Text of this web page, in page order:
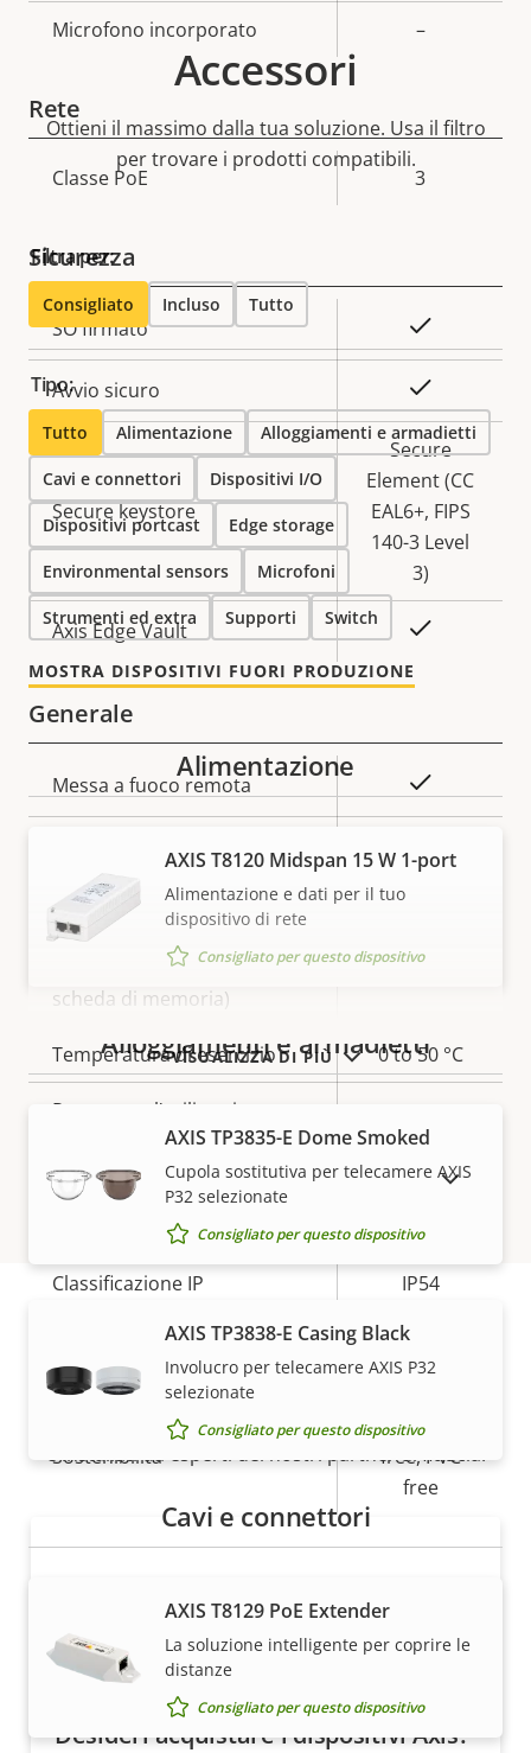
proprietà
proprietà
Microfono incorporato –
Rete
Descrizione
Valore
Classe PoE 3
Sicurezza
Descrizione
della
proprietà
Valore
della
SO firmato
Avvio sicuro
Secure keystore
Secure
Element (CC
EAL6+, FIPS
140-3 Level
3)
Axis Edge Vault
Generale
Descrizione
della
Valore
della
Messa a fuoco remota
Zoom remoto
IR incorporata
Archiviazione locale (slot per
scheda di memoria)
Temperatura di esercizio 0 to 50 °C
Pronta per l'utilizzo in
ambienti esterni
Classe di resistenza agli atti
Classificazione IP IP54
Progettato per la
riverniciatura
Sostenibilità
BFR/CFR
free, PVC
free
Accessori
Ottieni il massimo dalla tua soluzione. Usa il filtro
per trovare i prodotti compatibili.
Filtra per:
Consigliato Incluso Tutto
Tipo:
Tutto Alimentazione Alloggiamenti e armadietti
Cavi e connettori Dispositivi I/O
Dispositivi portcast Edge storage
Environmental sensors Microfoni
Strumenti ed extra Supporti Switch
MOSTRA DISPOSITIVI FUORI PRODUZIONE
VISUALIZZA DI PIÙ
Alimentazione
AXIS T8120 Midspan 15 W 1-port
Alimentazione e dati per il tuo
dispositivo di rete
Consigliato per questo dispositivo
Alloggiamenti e armadietti
AXIS TP3835-E Dome Smoked
Cupola sostitutiva per telecamere AXIS
P32 selezionate
Consigliato per questo dispositivo
AXIS TP3838-E Casing Black
Involucro per telecamere AXIS P32
selezionate
Consigliato per questo dispositivo
Cavi e connettori
AXIS T8129 PoE Extender
La soluzione intelligente per coprire le
distanze
Consigliato per questo dispositivo
MOSTRA DISPOSITIVI FUORI PRODUZIONE
Come acquistare
Le soluzioni Axis e i singoli prodotti vengono venduti
e installati da esperti dei nostri partner di fiducia.
Desideri acquistare i dispositivi Axis?